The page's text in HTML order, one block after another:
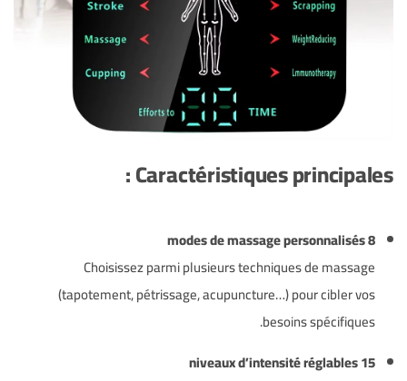
Caractéristiques principales :
8 modes de massage personnalisés
Choisissez parmi plusieurs techniques de massage
(tapotement, pétrissage, acupuncture…) pour cibler vos
besoins spécifiques.
15 niveaux d’intensité réglables